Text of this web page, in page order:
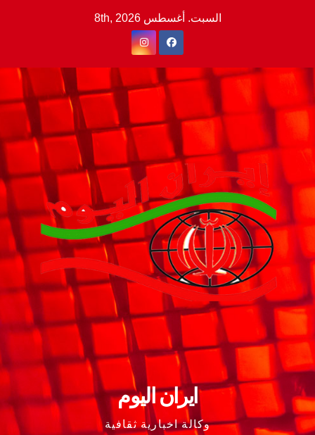
السبت. أغسطس 8th, 2026
ايران اليوم
وكالة اخبارية ثقافية